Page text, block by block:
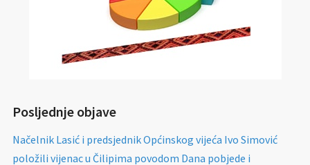
Posljednje objave
Načelnik Lasić i predsjednik Općinskog vijeća Ivo Simović
položili vijenac u Čilipima povodom Dana pobjede i